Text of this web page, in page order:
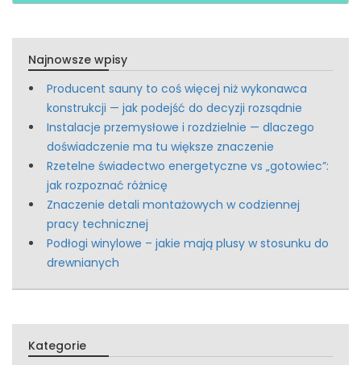
Najnowsze wpisy
Producent sauny to coś więcej niż wykonawca
konstrukcji — jak podejść do decyzji rozsądnie
Instalacje przemysłowe i rozdzielnie — dlaczego
doświadczenie ma tu większe znaczenie
Rzetelne świadectwo energetyczne vs „gotowiec”:
jak rozpoznać różnicę
Znaczenie detali montażowych w codziennej
pracy technicznej
Podłogi winylowe – jakie mają plusy w stosunku do
drewnianych
Kategorie